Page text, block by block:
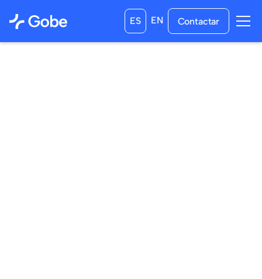
ES EN Contactar